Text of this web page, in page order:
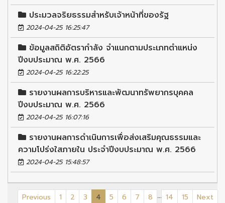
ประมวลจริยธรรมสำหรับเจ้าหน้าที่ของรัฐ
2024-04-25 16:25:47
ข้อมูลสถิติอัตรากำลัง จำแนกตามประเภทตำแหน่ง
ปีงบประมาณ พ.ศ. 2566
2024-04-25 16:22:25
รายงานผลการบริหารและพัฒนาทรัพยากรบุคคล
ปีงบประมาณ พ.ศ. 2566
2024-04-25 16:07:16
รายงานผลการดำเนินการเพื่อส่งเสริมคุณธรรมและ
ความโปร่งใสภายใน ประจำปีงบประมาณ พ.ศ. 2566
2024-04-25 15:48:57
Previous 1 2 3 4 (current)
5 6 7 8 ... 14 15 Next